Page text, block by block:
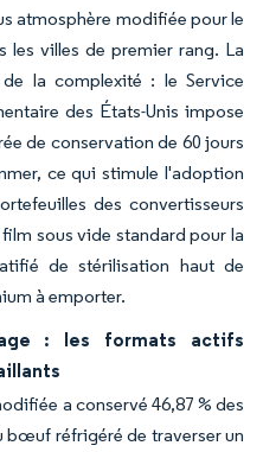
atmosphère modifiée pour le
les villes de premier rang. La
la complexité : le Service
des États-Unis impose
de conservation de 60 jours
ce qui stimule l'adoption
des convertisseurs
sous vide standard pour la
de stérilisation haut de
à emporter.
: les formats actifs
a conservé 46,87 % des
bœuf réfrigéré de traverser un